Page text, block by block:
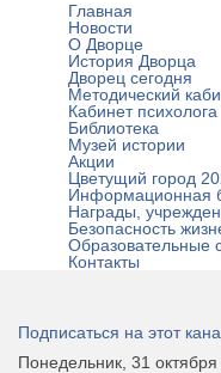
Главная
Новости
О Дворце
История Дворца
Дворец сегодня
Методический
Кабинет психолога
Библиотека
Музей истории
Акции
Цветущий город
Информационная
Награды,
Безопасность
Образовательные
Контакты
Подписаться на этот
Понедельник, 31